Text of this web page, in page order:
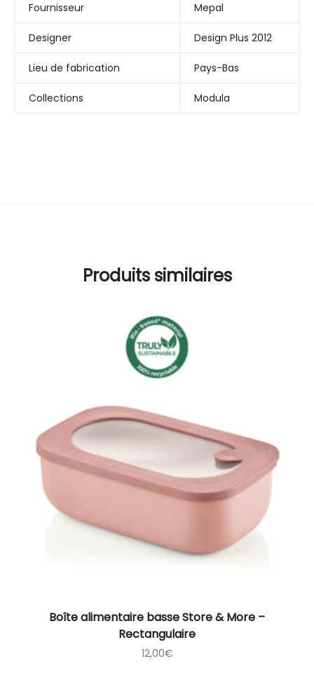
Fournisseur Mepal
Designer Design Plus 2012
Lieu de fabrication Pays-Bas
Collections Modula
Produits similaires
Boîte alimentaire basse Store & More –
Rectangulaire
12,00€